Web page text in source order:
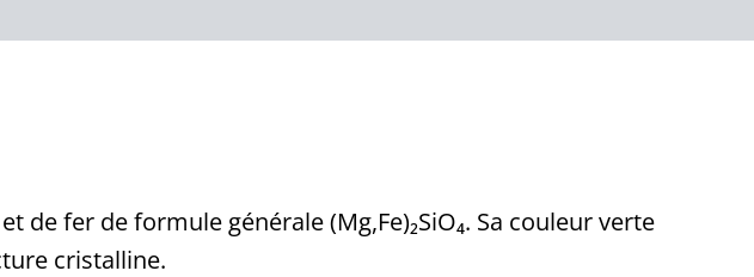
de fer de formule générale (Mg,Fe)₂SiO₄. Sa couleur verte
cristalline.